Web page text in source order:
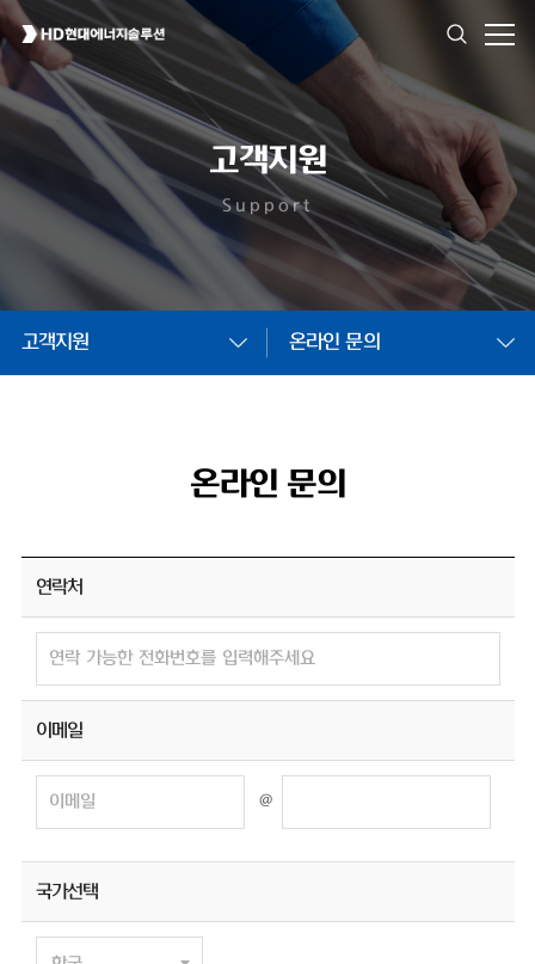
고객지원
Support
고객지원 온라인 문의
온라인 문의
연락처
이메일
@
국가선택